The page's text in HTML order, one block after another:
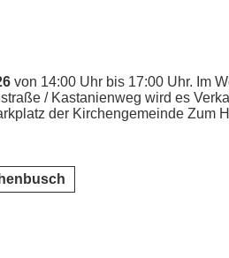
von 14:00 Uhr bis 17:00 Uhr. Im
/ Kastanienweg wird es
der Kirchengemeinde Zum